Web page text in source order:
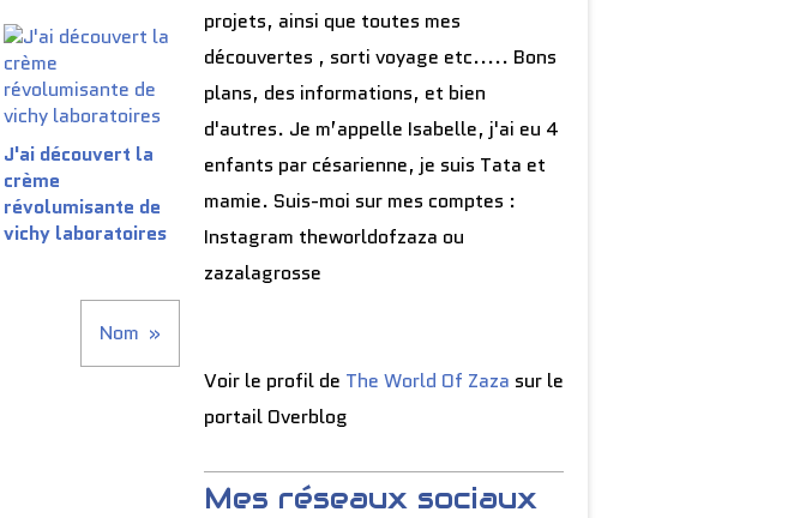
J'ai découvert la
crème
révolumisante de
vichy laboratoires
Nom
projets, ainsi que toutes mes
découvertes , sorti voyage etc..... Bons
plans, des informations, et bien
d'autres. Je m’appelle Isabelle, j'ai eu 4
enfants par césarienne, je suis Tata et
mamie. Suis-moi sur mes comptes :
Instagram theworldofzaza ou
zazalagrosse
Voir le profil de The World Of Zaza sur le
portail Overblog
Mes réseaux sociaux